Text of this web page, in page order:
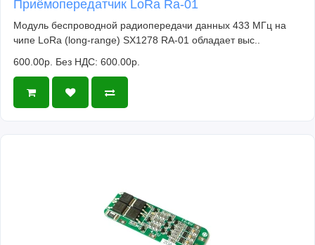
Приёмопередатчик LoRa Ra-01
Модуль беспроводной радиопередачи данных 433 МГц на
чипе LoRa (long-range) SX1278 RA-01 обладает выс..
600.00р. Без НДС: 600.00р.